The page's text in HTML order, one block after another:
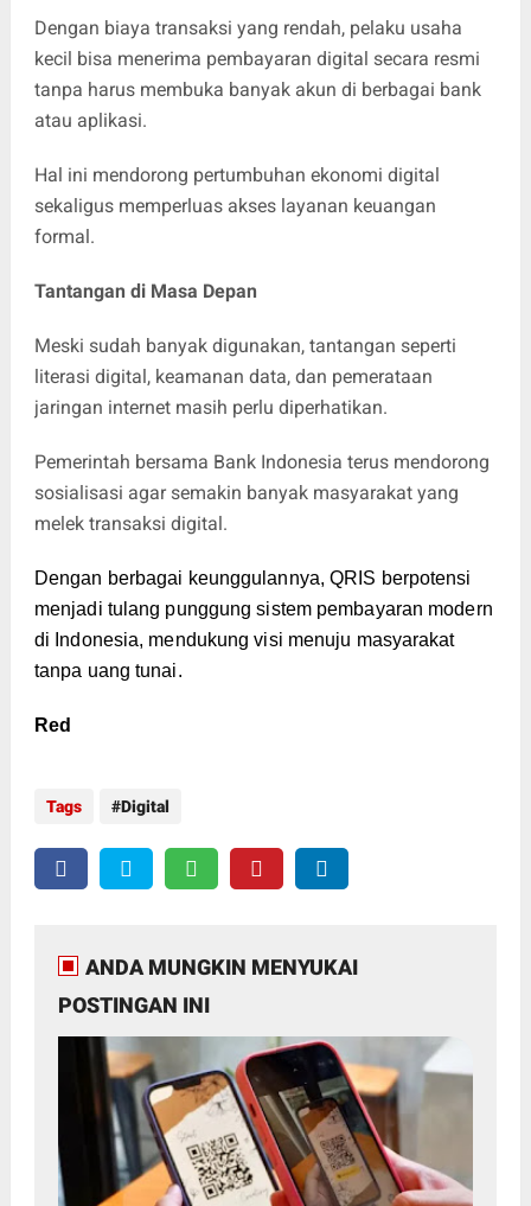
Dengan biaya transaksi yang rendah, pelaku usaha
kecil bisa menerima pembayaran digital secara resmi
tanpa harus membuka banyak akun di berbagai bank
atau aplikasi.
Hal ini mendorong pertumbuhan ekonomi digital
sekaligus memperluas akses layanan keuangan
formal.
Tantangan di Masa Depan
Meski sudah banyak digunakan, tantangan seperti
literasi digital, keamanan data, dan pemerataan
jaringan internet masih perlu diperhatikan.
Pemerintah bersama Bank Indonesia terus mendorong
sosialisasi agar semakin banyak masyarakat yang
melek transaksi digital.
Dengan berbagai keunggulannya, QRIS berpotensi
menjadi tulang punggung sistem pembayaran modern
di Indonesia, mendukung visi menuju masyarakat
tanpa uang tunai.
Red
Tags Digital
ANDA MUNGKIN MENYUKAI
POSTINGAN INI